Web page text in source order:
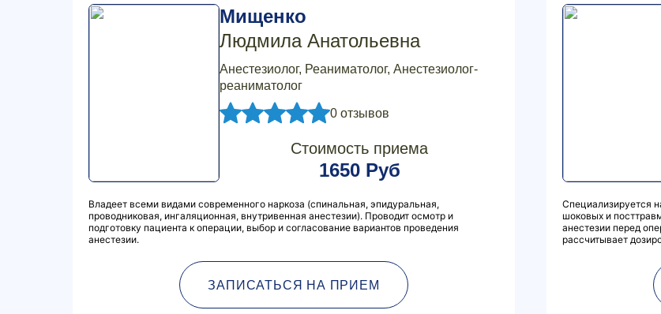
Мищенко
Людмила Анатольевна
Анестезиолог, Реаниматолог, Анестезиолог-
реаниматолог
0 отзывов
Стоимость приема
1650 Руб
Владеет всеми видами современного наркоза (спинальная, эпидуральная,
проводниковая, ингаляционная, внутривенная анестезии). Проводит осмотр и
подготовку пациента к операции, выбор и согласование вариантов проведения
анестезии.
ЗАПИСАТЬСЯ НА ПРИЕМ
Специализируется
шоковых и
анестезии перед
рассчитывает